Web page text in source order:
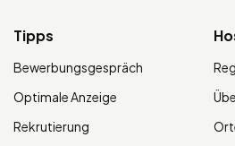
Tipps
Bewerbungsgespräch
Optimale Anzeige
Rekrutierung